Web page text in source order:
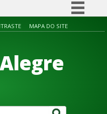
Simplifique!
Acesso à informação
Canais
MAPA DO SITE